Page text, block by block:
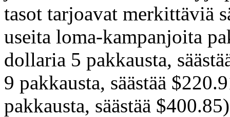
tasot tarjoavat merkittäviä
useita loma-kampanjoita
dollaria 5 pakkausta,
9 pakkausta, säästää
pakkausta, säästää